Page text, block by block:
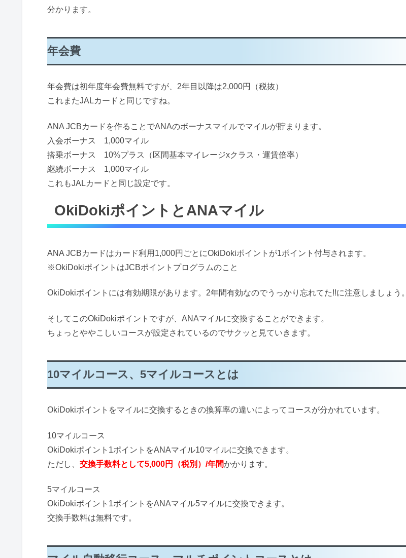
分かります。
年会費
年会費は初年度年会費無料ですが、2年目以降は2,000円（税抜）
これまたJALカードと同じですね。
ANA JCBカードを作ることでANAのボーナスマイルでマイルが貯まります。
入会ボーナス 1,000マイル
搭乗ボーナス 10%プラス（区間基本マイレージxクラス・運賃倍率）
継続ボーナス 1,000マイル
これもJALカードと同じ設定です。
OkiDokiポイントとANAマイル
ANA JCBカードはカード利用1,000円ごとにOkiDokiポイントが1ポイント付与されます。
※OkiDokiポイントはJCBポイントプログラムのこと
OkiDokiポイントには有効期限があります。2年間有効なのでうっかり忘れてた!!に注意しましょう。
そしてこのOkiDokiポイントですが、ANAマイルに交換することができます。
ちょっとややこしいコースが設定されているのでサクッと見ていきます。
10マイルコース、5マイルコースとは
OkiDokiポイントをマイルに交換するときの換算率の違いによってコースが分かれています。
10マイルコース
OkiDokiポイント1ポイントをANAマイル10マイルに交換できます。
ただし、 交換手数料として5,000円（税別）/年間かかります。
5マイルコース
OkiDokiポイント1ポイントをANAマイル5マイルに交換できます。
交換手数料は無料です。